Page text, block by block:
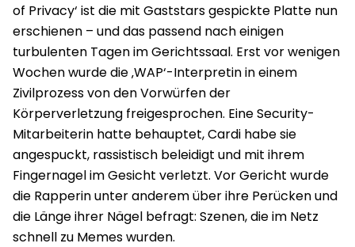
of Privacy‘ ist die mit Gaststars gespickte Platte nun
erschienen – und das passend nach einigen
turbulenten Tagen im Gerichtssaal. Erst vor wenigen
Wochen wurde die ‚WAP‘-Interpretin in einem
Zivilprozess von den Vorwürfen der
Körperverletzung freigesprochen. Eine Security-
Mitarbeiterin hatte behauptet, Cardi habe sie
angespuckt, rassistisch beleidigt und mit ihrem
Fingernagel im Gesicht verletzt. Vor Gericht wurde
die Rapperin unter anderem über ihre Perücken und
die Länge ihrer Nägel befragt: Szenen, die im Netz
schnell zu Memes wurden.